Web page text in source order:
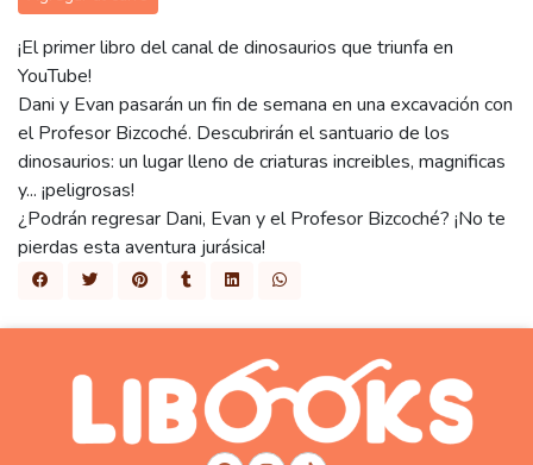
¡El primer libro del canal de dinosaurios que triunfa en
YouTube!
Dani y Evan pasarán un fin de semana en una excavación con
el Profesor Bizcoché. Descubrirán el santuario de los
dinosaurios: un lugar lleno de criaturas increibles, magnificas
y... ¡peligrosas!
¿Podrán regresar Dani, Evan y el Profesor Bizcoché? ¡No te
pierdas esta aventura jurásica!